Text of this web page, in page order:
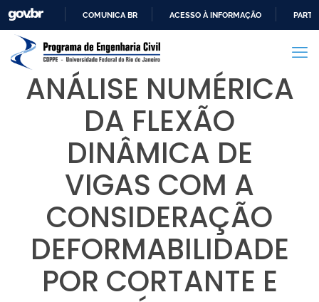
PARA
CONTEÚDO
COMUNICA BR ACESSO À INFORMAÇÃO
ANÁLISE NUMÉRICA
DA FLEXÃO
DINÂMICA DE
VIGAS COM A
CONSIDERAÇÃO
DEFORMABILIDADE
POR CORTANTE E